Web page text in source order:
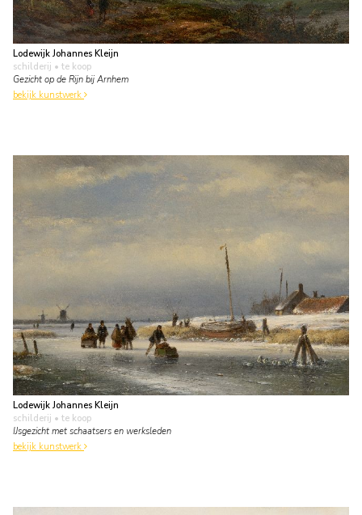
Lodewijk Johannes Kleijn
schilderij • te koop
Gezicht op de Rijn bij Arnhem
bekijk kunstwerk
Lodewijk Johannes Kleijn
schilderij • te koop
IJsgezicht met schaatsers en werksleden
bekijk kunstwerk